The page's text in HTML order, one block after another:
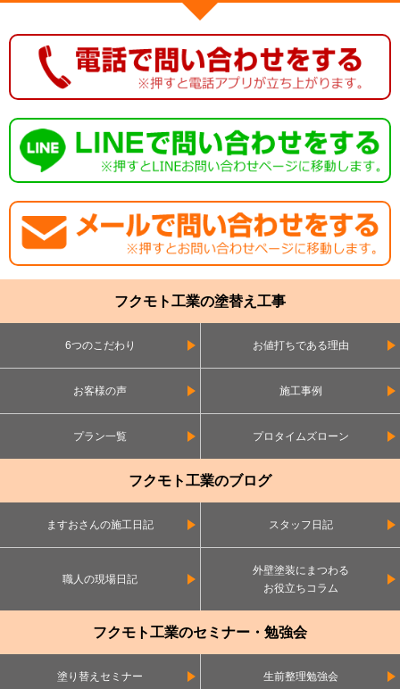
フクモト工業の塗替え工事
6つのこだわり お値打ちである理由
お客様の声 施工事例
プラン一覧 プロタイムズローン
フクモト工業のブログ
ますおさんの施工日記 スタッフ日記
職人の現場日記
外壁塗装にまつわる
お役立ちコラム
フクモト工業のセミナー・勉強会
塗り替えセミナー 生前整理勉強会